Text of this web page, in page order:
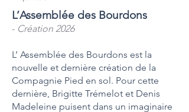
L’Assemblée des Bourdons
- Création 2026
L’ Assemblée des Bourdons est la
nouvelle et dernière création de la
Compagnie Pied en sol. Pour cette
dernière, Brigitte Trémelot et Denis
Madeleine puisent dans un imaginaire